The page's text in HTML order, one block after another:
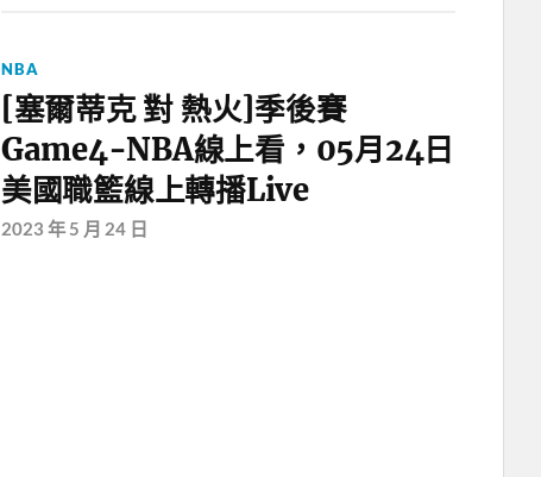
NBA
[塞爾蒂克 對 熱火]季後賽
Game4-NBA線上看，05月24日
美國職籃線上轉播Live
2023 年 5 月 24 日